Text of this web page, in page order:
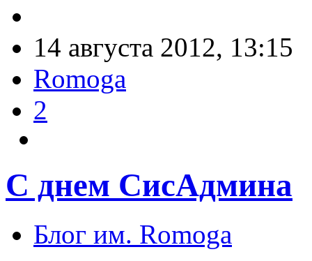
14 августа 2012, 13:15
Romoga
2
С днем СисАдмина
Блог им. Romoga